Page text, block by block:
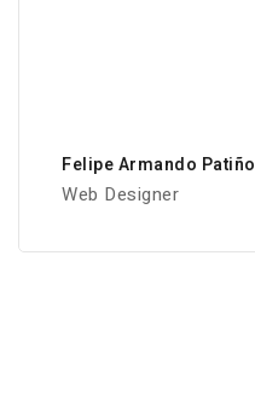
Felipe Armando Patiño
Web Designer